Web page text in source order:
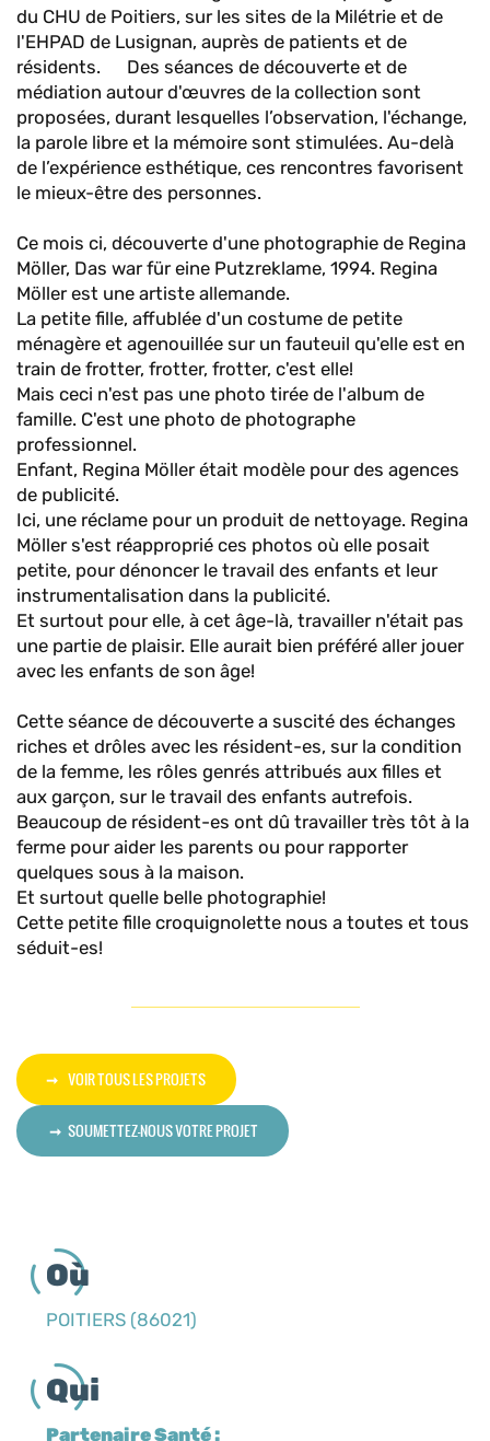
du CHU de Poitiers, sur les sites de la Milétrie et de
l'EHPAD de Lusignan, auprès de patients et de
résidents. Des séances de découverte et de
médiation autour d'œuvres de la collection sont
proposées, durant lesquelles l’observation, l'échange,
la parole libre et la mémoire sont stimulées. Au-delà
de l’expérience esthétique, ces rencontres favorisent
le mieux-être des personnes.
Ce mois ci, découverte d'une photographie de Regina
Möller, Das war für eine Putzreklame, 1994. Regina
Möller est une artiste allemande.
La petite fille, affublée d'un costume de petite
ménagère et agenouillée sur un fauteuil qu'elle est en
train de frotter, frotter, frotter, c'est elle!
Mais ceci n'est pas une photo tirée de l'album de
famille. C'est une photo de photographe
professionnel.
Enfant, Regina Möller était modèle pour des agences
de publicité.
Ici, une réclame pour un produit de nettoyage. Regina
Möller s'est réapproprié ces photos où elle posait
petite, pour dénoncer le travail des enfants et leur
instrumentalisation dans la publicité.
Et surtout pour elle, à cet âge-là, travailler n'était pas
une partie de plaisir. Elle aurait bien préféré aller jouer
avec les enfants de son âge!
Cette séance de découverte a suscité des échanges
riches et drôles avec les résident-es, sur la condition
de la femme, les rôles genrés attribués aux filles et
aux garçon, sur le travail des enfants autrefois.
Beaucoup de résident-es ont dû travailler très tôt à la
ferme pour aider les parents ou pour rapporter
quelques sous à la maison.
Et surtout quelle belle photographie!
Cette petite fille croquignolette nous a toutes et tous
séduit-es!
VOIR TOUS LES PROJETS
SOUMETTEZ-NOUS VOTRE PROJET
Où
POITIERS (86021)
Qui
Partenaire Santé :